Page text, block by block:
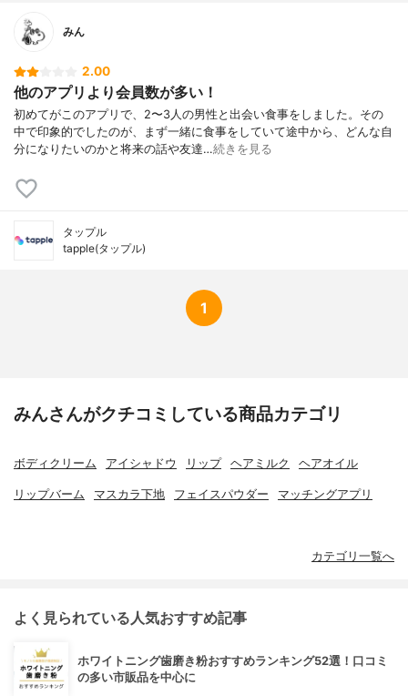
みん
2.00
他のアプリより会員数が多い！
初めてがこのアプリで、2〜3人の男性と出会い食事をしました。その
中で印象的でしたのが、まず一緒に食事をしていて途中から、どんな自
分になりたいのかと将来の話や友達…続きを見る
タップル
tapple(タップル)
1
みんさんがクチコミしている商品カテゴリ
ボディクリーム アイシャドウ リップ ヘアミルク ヘアオイル
リップバーム マスカラ下地 フェイスパウダー マッチングアプリ
カテゴリ一覧へ
よく見られている人気おすすめ記事
ホワイトニング歯磨き粉おすすめランキング52選！口コミ
の多い市販品を中心に